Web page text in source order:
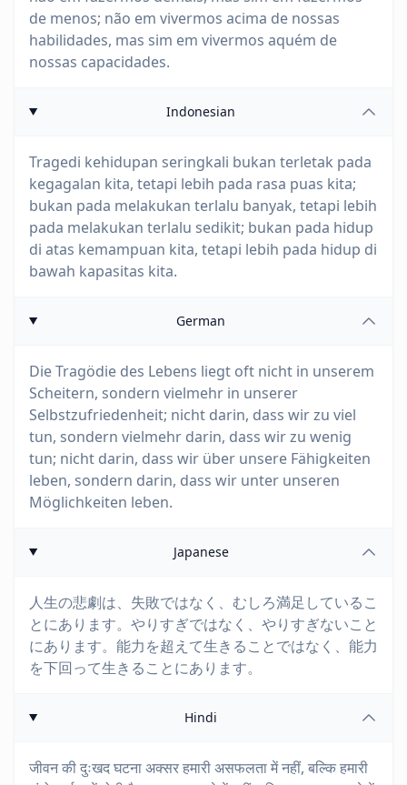
de menos; não em vivermos acima de nossas
habilidades, mas sim em vivermos aquém de
nossas capacidades.
Indonesian
Tragedi kehidupan seringkali bukan terletak pada
kegagalan kita, tetapi lebih pada rasa puas kita;
bukan pada melakukan terlalu banyak, tetapi lebih
pada melakukan terlalu sedikit; bukan pada hidup
di atas kemampuan kita, tetapi lebih pada hidup di
bawah kapasitas kita.
German
Die Tragödie des Lebens liegt oft nicht in unserem
Scheitern, sondern vielmehr in unserer
Selbstzufriedenheit; nicht darin, dass wir zu viel
tun, sondern vielmehr darin, dass wir zu wenig
tun; nicht darin, dass wir über unsere Fähigkeiten
leben, sondern darin, dass wir unter unseren
Möglichkeiten leben.
Japanese
人生の悲劇は、失敗ではなく、むしろ満足しているこ
とにあります。やりすぎではなく、やりすぎないこと
にあります。能力を超えて生きることではなく、能力
を下回って生きることにあります。
Hindi
जीवन की दुःखद घटना अक्सर हमारी असफलता में नहीं, बल्कि हमारी